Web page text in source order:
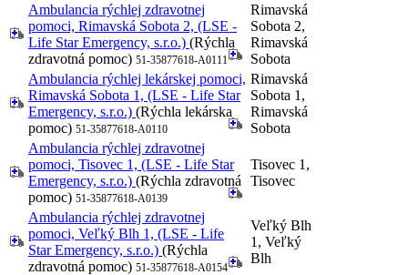
Ambulancia rýchlej zdravotnej
pomoci, Rimavská Sobota 2, (LSE -
Life Star Emergency, s.r.o.) (Rýchla
zdravotná pomoc) 51-35877618-A0111
Rimavská
Sobota 2,
Rimavská
Sobota
Ambulancia rýchlej lekárskej pomoci,
Rimavská Sobota 1, (LSE - Life Star
Emergency, s.r.o.) (Rýchla lekárska
pomoc) 51-35877618-A0110
Rimavská
Sobota 1,
Rimavská
Sobota
Ambulancia rýchlej zdravotnej
pomoci, Tisovec 1, (LSE - Life Star
Emergency, s.r.o.) (Rýchla zdravotná
pomoc) 51-35877618-A0139
Tisovec 1,
Tisovec
Ambulancia rýchlej zdravotnej
pomoci, Veľký Blh 1, (LSE - Life
Star Emergency, s.r.o.) (Rýchla
zdravotná pomoc) 51-35877618-A0154
Veľký Blh
1, Veľký
Blh